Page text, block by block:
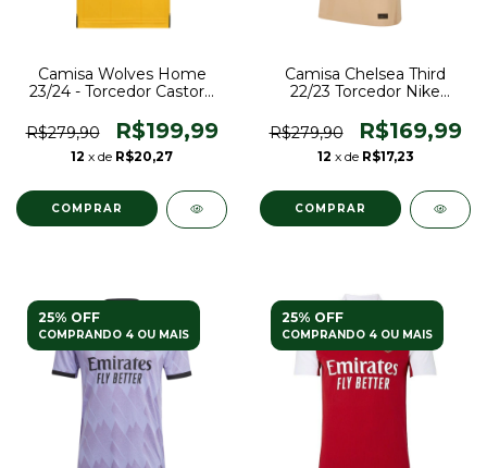
Camisa Wolves Home
23/24 - Torcedor Castore
R$279,90
R$199,99
12 x de R$20,27
COMPRAR
Camisa Chelsea Third
22/23 Torcedor Nike
R$279,90
R$169,99
12 x de R$17,23
COMPRAR
25% OFF
COMPRANDO 4 OU MAIS
25% OFF
COMPRANDO 4 OU MAIS